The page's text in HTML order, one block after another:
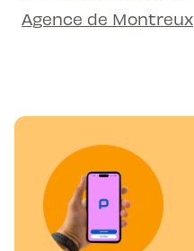
Agence de Montreux